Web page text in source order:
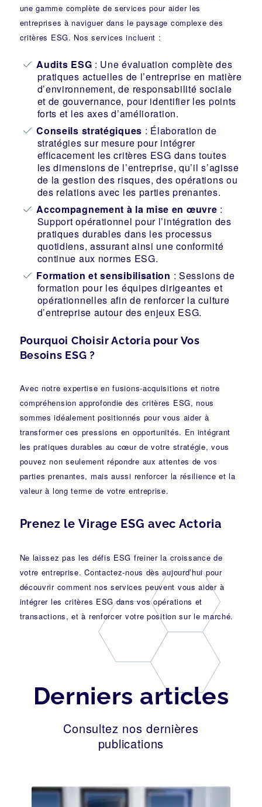
une gamme complète de services pour aider les
entreprises à naviguer dans le paysage complexe des
critères ESG. Nos services incluent :
Audits ESG : Une évaluation complète des
pratiques actuelles de l’entreprise en matière
d’environnement, de responsabilité sociale
et de gouvernance, pour identifier les points
forts et les axes d’amélioration.
Conseils stratégiques : Élaboration de
stratégies sur mesure pour intégrer
efficacement les critères ESG dans toutes
les dimensions de l’entreprise, qu’il s’agisse
de la gestion des risques, des opérations ou
des relations avec les parties prenantes.
Accompagnement à la mise en œuvre :
Support opérationnel pour l’intégration des
pratiques durables dans les processus
quotidiens, assurant ainsi une conformité
continue aux normes ESG.
Formation et sensibilisation : Sessions de
formation pour les équipes dirigeantes et
opérationnelles afin de renforcer la culture
d’entreprise autour des enjeux ESG.
Pourquoi Choisir Actoria pour Vos
Besoins ESG ?
Avec notre expertise en fusions-acquisitions et notre
compréhension approfondie des critères ESG, nous
sommes idéalement positionnés pour vous aider à
transformer ces pressions en opportunités. En intégrant
les pratiques durables au cœur de votre stratégie, vous
pouvez non seulement répondre aux attentes de vos
parties prenantes, mais aussi renforcer la résilience et la
valeur à long terme de votre entreprise.
Prenez le Virage ESG avec Actoria
Ne laissez pas les défis ESG freiner la croissance de
votre entreprise. Contactez-nous dès aujourd’hui pour
découvrir comment nos services peuvent vous aider à
intégrer les critères ESG dans vos opérations et
transactions, et à renforcer votre position sur le marché.
Derniers articles
Consultez nos dernières
publications